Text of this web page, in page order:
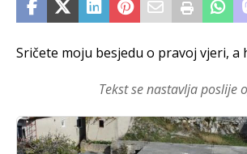
Sričete moju besjedu o pravoj vjeri, a
Tekst se nastavlja poslije